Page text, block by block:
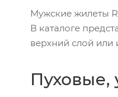
Мужские жилеты
В каталоге
верхний слой или
Пуховые,